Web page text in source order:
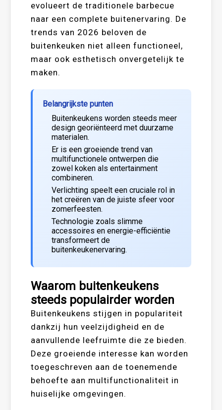
evolueert de traditionele barbecue
naar een complete buitenervaring. De
trends van 2026 beloven de
buitenkeuken niet alleen functioneel,
maar ook esthetisch onvergetelijk te
maken.
Belangrijkste punten
Buitenkeukens worden steeds meer
design georiënteerd met duurzame
materialen.
Er is een groeiende trend van
multifunctionele ontwerpen die
zowel koken als entertainment
combineren.
Verlichting speelt een cruciale rol in
het creëren van de juiste sfeer voor
zomerfeesten.
Technologie zoals slimme
accessoires en energie-efficiëntie
transformeert de
buitenkeukenervaring.
Waarom buitenkeukens
steeds populairder worden
Buitenkeukens stijgen in populariteit
dankzij hun veelzijdigheid en de
aanvullende leefruimte die ze bieden.
Deze groeiende interesse kan worden
toegeschreven aan de toenemende
behoefte aan multifunctionaliteit in
huiselijke omgevingen.